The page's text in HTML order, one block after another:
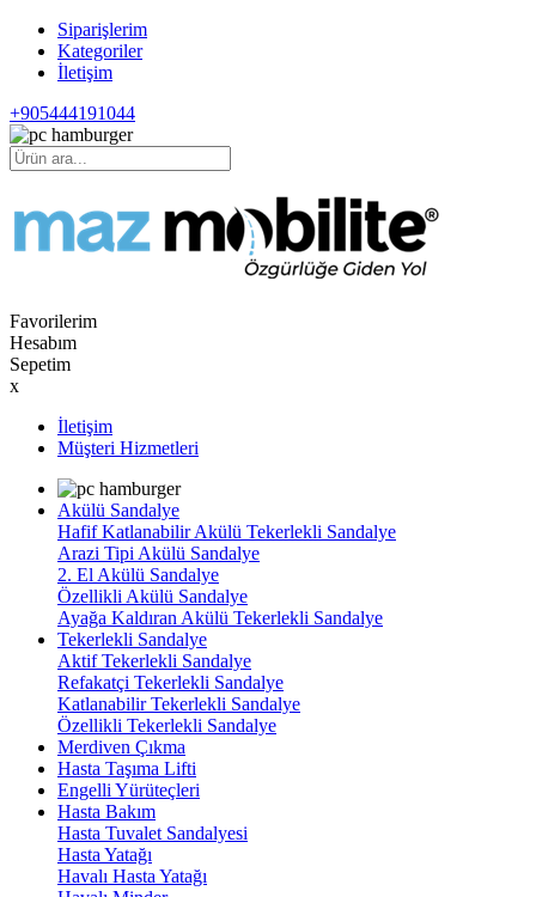
Siparişlerim
Kategoriler
İletişim
+905444191044
Favorilerim
Hesabım
Sepetim
x
İletişim
Müşteri Hizmetleri
Akülü Sandalye
Hafif Katlanabilir Akülü Tekerlekli Sandalye
Arazi Tipi Akülü Sandalye
2. El Akülü Sandalye
Özellikli Akülü Sandalye
Ayağa Kaldıran Akülü Tekerlekli Sandalye
Tekerlekli Sandalye
Aktif Tekerlekli Sandalye
Refakatçi Tekerlekli Sandalye
Katlanabilir Tekerlekli Sandalye
Özellikli Tekerlekli Sandalye
Merdiven Çıkma
Hasta Taşıma Lifti
Engelli Yürüteçleri
Hasta Bakım
Hasta Tuvalet Sandalyesi
Hasta Yatağı
Havalı Hasta Yatağı